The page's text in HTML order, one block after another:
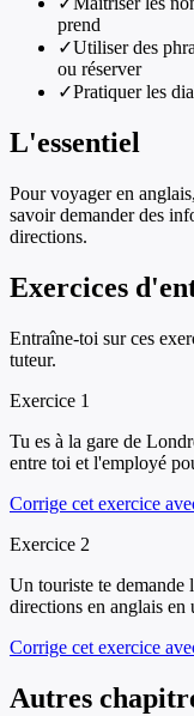
prend
✓Utiliser des
ou réserver
✓Pratiquer les
L'essentiel
Pour voyager en
savoir demander des
directions.
Exercices
Entraîne-toi sur ces
tuteur.
Exercice 1
Tu es à la gare de
entre toi et l'employé
Corrige cet exercice
Exercice 2
Un touriste te demande
directions en anglais
Corrige cet exercice
Autres